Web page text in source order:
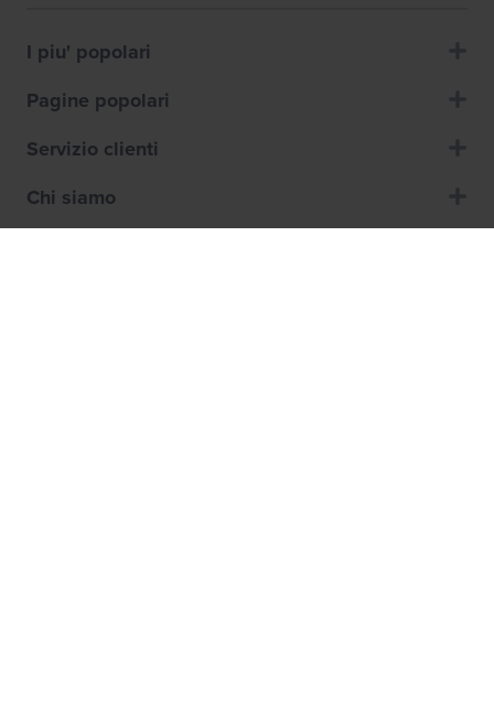
I piu' popolari
Pagine popolari
Servizio clienti
Chi siamo